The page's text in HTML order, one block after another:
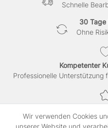
Schnelle
30
Ohne
Kompetenter
Professionelle Unterstützung
SSL-verschlüsselte
Wir verwenden Cookies
unserer Website und